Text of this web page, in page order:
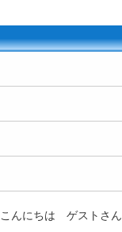
こんにちは ゲストさん